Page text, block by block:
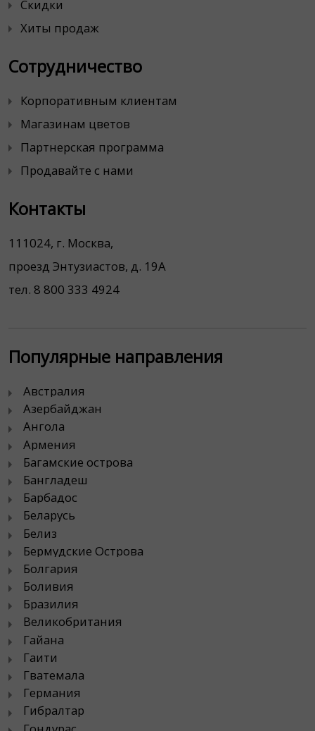
Скидки
Хиты продаж
Сотрудничество
Корпоративным клиентам
Магазинам цветов
Партнерская программа
Продавайте с нами
Контакты
111024, г. Москва,
проезд Энтузиастов, д. 19А
тел. 8 800 333 4924
Популярные направления
Австралия
Азербайджан
Ангола
Армения
Багамские острова
Бангладеш
Барбадос
Беларусь
Белиз
Бермудские Острова
Болгария
Боливия
Бразилия
Великобритания
Гайана
Гаити
Гватемала
Германия
Гибралтар